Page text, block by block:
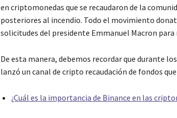
en criptomonedas que se recaudaron de la
posteriores al incendio. Todo el movimiento
solicitudes del presidente Emmanuel Macron
De esta manera, debemos recordar que durante
lanzó un canal de cripto recaudación de fondos
¿Cuál es la importancia de Binance en las